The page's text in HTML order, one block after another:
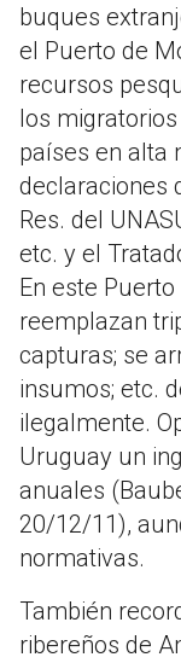
buques
el Puerto de
recursos
los
países en alta
declaraciones
Res. del
etc. y el
En este
reemplazan
capturas; se
insumos; etc.
ilegalmente.
Uruguay un
anuales
20/12/11),
normativas.
También
ribereños de